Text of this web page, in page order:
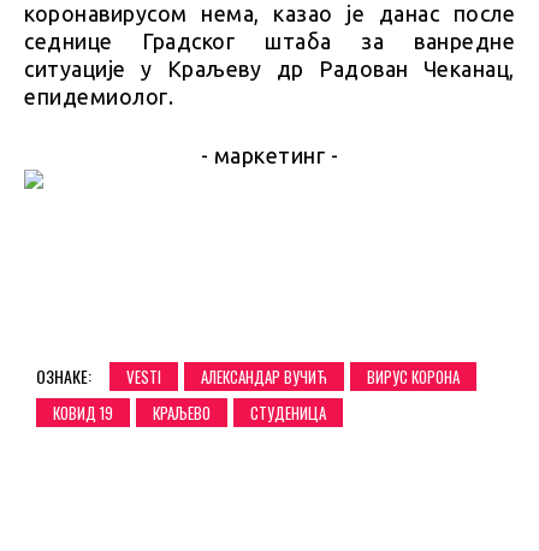
коронавирусом нема, казао је данас после
седнице Градског штаба за ванредне
ситуације у Краљеву др Радован Чеканац,
епидемиолог.
- маркетинг -
ОЗНАКЕ: VESTI АЛЕКСАНДАР ВУЧИЋ
ВИРУС КОРОНА
КОВИД 19
КРАЉЕВО СТУДЕНИЦА